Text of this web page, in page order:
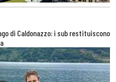
di Caldonazzo: i sub restituiscono